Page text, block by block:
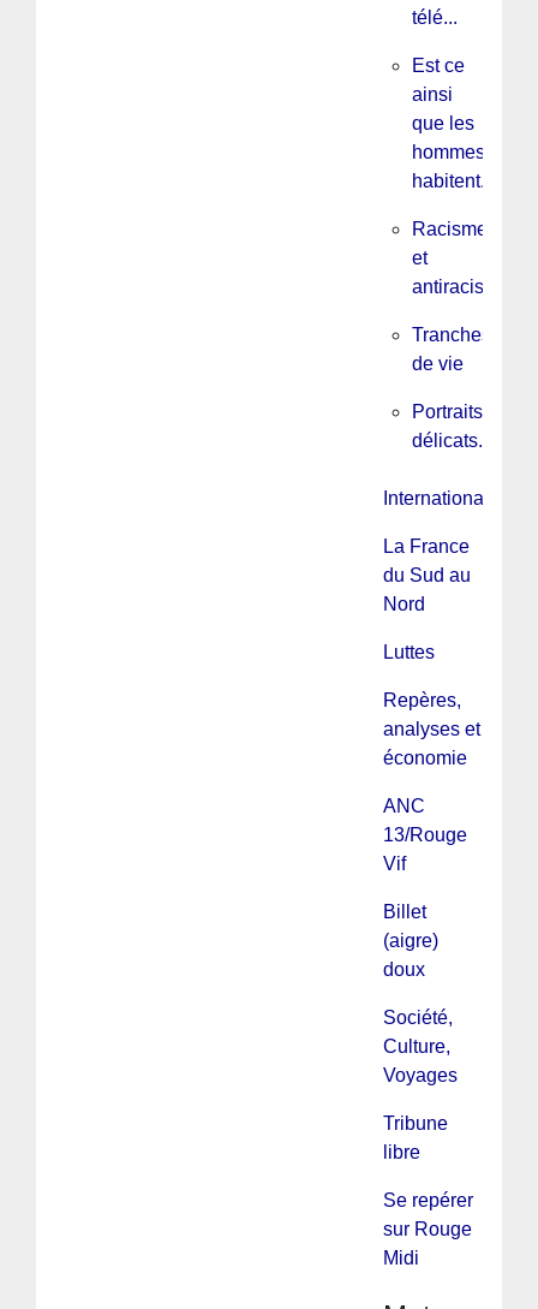
télé...
Est ce
ainsi
que les
hommes
habitent...
Racisme
et
antiracisme
Tranches
de vie
Portraits
délicats...
International
La France
du Sud au
Nord
Luttes
Repères,
analyses et
économie
ANC
13/Rouge
Vif
Billet
(aigre)
doux
Société,
Culture,
Voyages
Tribune
libre
Se repérer
sur Rouge
Midi